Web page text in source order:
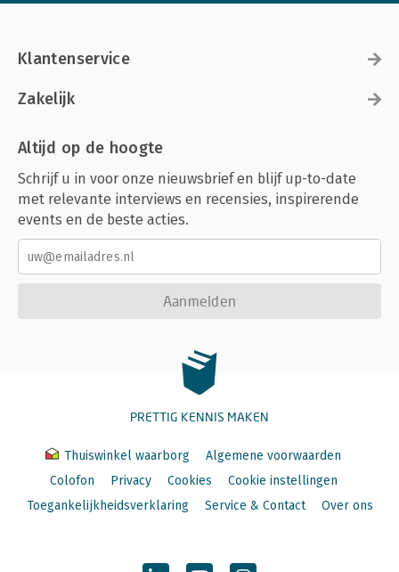
Klantenservice
Zakelijk
Altijd op de hoogte
Schrijf u in voor onze nieuwsbrief en blijf up-to-date
met relevante interviews en recensies, inspirerende
events en de beste acties.
Aanmelden
PRETTIG KENNIS MAKEN
Thuiswinkel waarborg
Algemene voorwaarden
Colofon
Privacy Cookies
Cookie instellingen
Toegankelijkheidsverklaring
Service & Contact Over ons